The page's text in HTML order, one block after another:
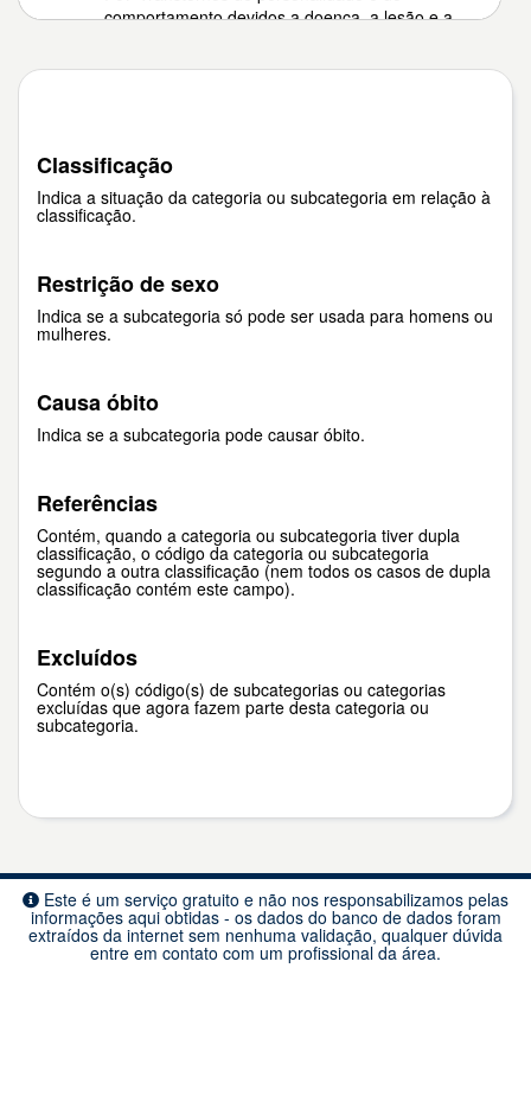
comportamento devidos a doença, a lesão e a
Classificação
Indica a situação da categoria ou subcategoria em relação à
classificação.
Restrição de sexo
Indica se a subcategoria só pode ser usada para homens ou
mulheres.
Causa óbito
Indica se a subcategoria pode causar óbito.
Referências
Contém, quando a categoria ou subcategoria tiver dupla
classificação, o código da categoria ou subcategoria
segundo a outra classificação (nem todos os casos de dupla
classificação contém este campo).
Excluídos
Contém o(s) código(s) de subcategorias ou categorias
excluídas que agora fazem parte desta categoria ou
subcategoria.
Este é um serviço gratuito e não nos responsabilizamos pelas
informações aqui obtidas - os dados do banco de dados foram
extraídos da internet sem nenhuma validação, qualquer dúvida
entre em contato com um profissional da área.